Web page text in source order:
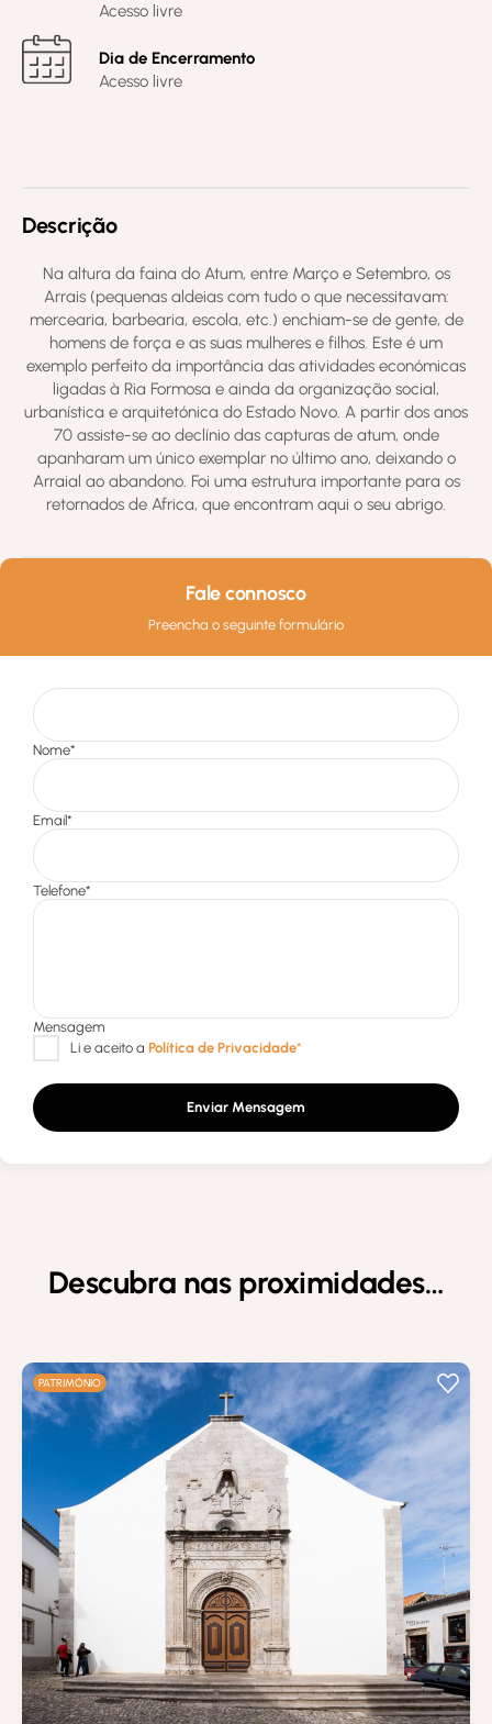
Acesso livre
Dia de Encerramento
Acesso livre
Descrição
Na altura da faina do Atum, entre Março e Setembro, os
Arrais (pequenas aldeias com tudo o que necessitavam:
mercearia, barbearia, escola, etc.) enchiam-se de gente, de
homens de força e as suas mulheres e filhos. Este é um
exemplo perfeito da importância das atividades económicas
ligadas à Ria Formosa e ainda da organização social,
urbanística e arquitetónica do Estado Novo. A partir dos anos
70 assiste-se ao declínio das capturas de atum, onde
apanharam um único exemplar no último ano, deixando o
Arraial ao abandono. Foi uma estrutura importante para os
retornados de Africa, que encontram aqui o seu abrigo.
Fale connosco
Preencha o seguinte formulário
Enviar Mensagem
Descubra nas proximidades…
PATRIMÓNIO